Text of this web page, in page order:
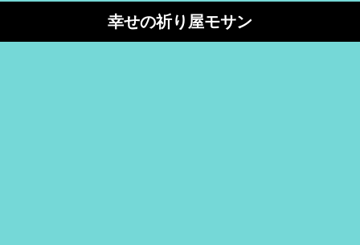
幸せの祈り屋モサン